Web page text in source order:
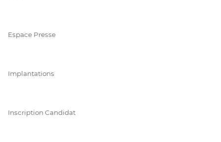
Espace Presse
Implantations
Inscription Candidat